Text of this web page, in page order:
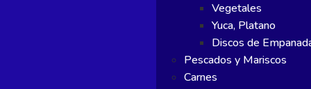
Vegetales
Yuca, Platano
Discos de
Pescados y Mariscos
Carnes